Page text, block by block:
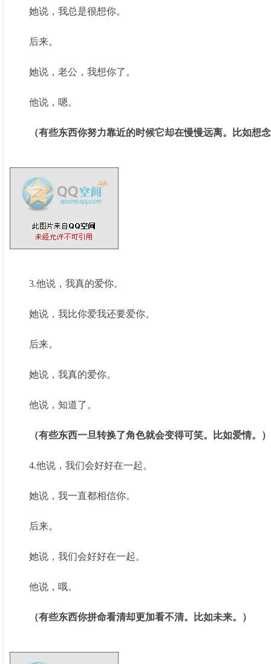
她说，我总是很想你。
后来。
她说，老公，我想你了。
他说，嗯。
（有些东西你努力靠近的时候它却在慢慢远离。比如想
3.他说，我真的爱你。
她说，我比你爱我还要爱你。
后来。
她说，我真的爱你。
他说，知道了。
（有些东西一旦转换了角色就会变得可笑。比如爱情。）
4.他说，我们会好好在一起。
她说，我一直都相信你。
后来。
她说，我们会好好在一起。
他说，哦。
（有些东西你拼命看清却更加看不清。比如未来。）